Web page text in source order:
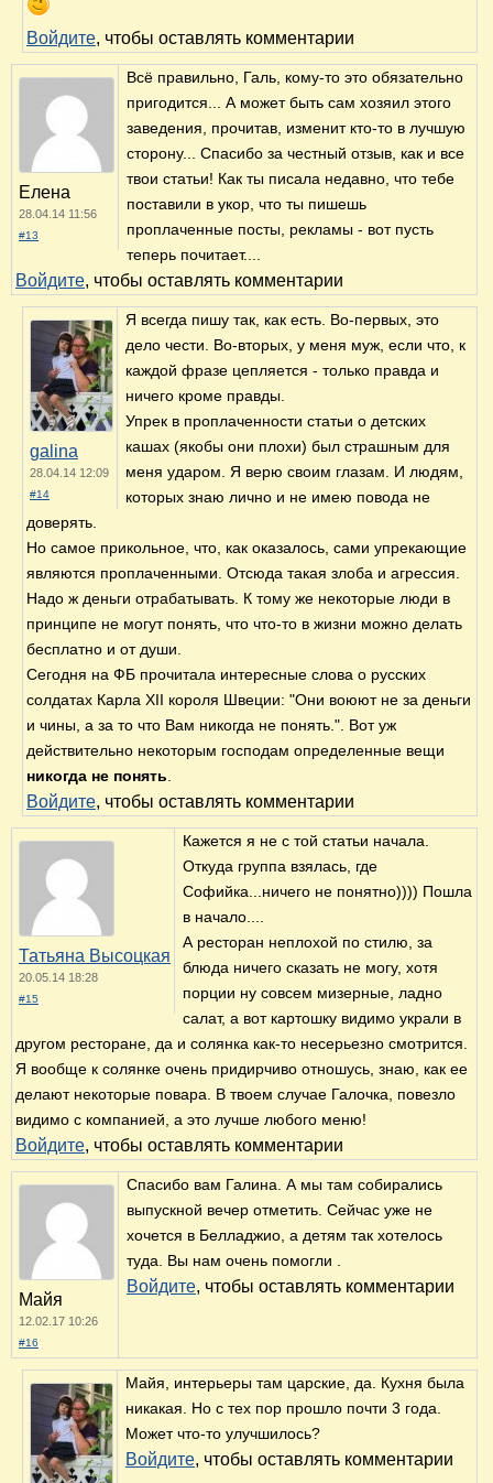
Войдите, чтобы оставлять комментарии
Елена
28.04.14 11:56
#13
Всё правильно, Галь, кому-то это обязательно
пригодится... А может быть сам хозяил этого
заведения, прочитав, изменит кто-то в лучшую
сторону... Спасибо за честный отзыв, как и все
твои статьи! Как ты писала недавно, что тебе
поставили в укор, что ты пишешь
проплаченные посты, рекламы - вот пусть
теперь почитает....
Войдите, чтобы оставлять комментарии
galina
28.04.14 12:09
#14
Я всегда пишу так, как есть. Во-первых, это
дело чести. Во-вторых, у меня муж, если что, к
каждой фразе цепляется - только правда и
ничего кроме правды.
Упрек в проплаченности статьи о детских
кашах (якобы они плохи) был страшным для
меня ударом. Я верю своим глазам. И людям,
которых знаю лично и не имею повода не
доверять.
Но самое прикольное, что, как оказалось, сами упрекающие
являются проплаченными. Отсюда такая злоба и агрессия.
Надо ж деньги отрабатывать. К тому же некоторые люди в
принципе не могут понять, что что-то в жизни можно делать
бесплатно и от души.
Сегодня на ФБ прочитала интересные слова о русских
солдатах Карла XII короля Швеции: "Они воюют не за деньги
и чины, а за то что Вам никогда не понять.". Вот уж
действительно некоторым господам определенные вещи
никогда не понять
Войдите, чтобы оставлять комментарии
Татьяна Высоцкая
20.05.14 18:28
#15
Кажется я не с той статьи начала.
Откуда группа взялась, где
Софийка...ничего не понятно)))) Пошла
в начало....
А ресторан неплохой по стилю, за
блюда ничего сказать не могу, хотя
порции ну совсем мизерные, ладно
салат, а вот картошку видимо украли в
другом ресторане, да и солянка как-то несерьезно смотрится.
Я вообще к солянке очень придирчиво отношусь, знаю, как ее
делают некоторые повара. В твоем случае Галочка, повезло
видимо с компанией, а это лучше любого меню!
Войдите, чтобы оставлять комментарии
Майя
12.02.17 10:26
#16
Спасибо вам Галина. А мы там собирались
выпускной вечер отметить. Сейчас уже не
хочется в Белладжио, а детям так хотелось
туда. Вы нам очень помогли .
Войдите, чтобы оставлять комментарии
Майя, интерьеры там царские, да. Кухня была
никакая. Но с тех пор прошло почти 3 года.
Может что-то улучшилось?
Войдите, чтобы оставлять комментарии